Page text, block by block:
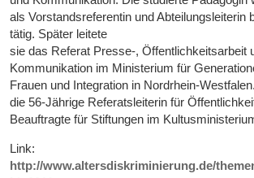
als Vorstandsreferentin und Abteilungsleiterin
tätig. Später leitete
sie das Referat Presse-, Öffentlichkeitsarbeit
Kommunikation im Ministerium für
Frauen und Integration in Nordrhein-
die 56-Jährige Referatsleiterin für
Beauftragte für Stiftungen im
Link:
http://www.altersdiskriminierung.de/